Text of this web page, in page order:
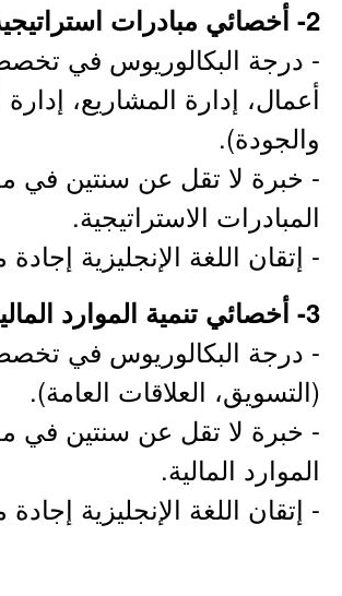
2- أخصائي مبادرات استراتيجية:
- درجة البكالوريوس في
أعمال، إدارة المشاريع، إدارة
والجودة).
- خبرة لا تقل عن سنتين في
المبادرات الاستراتيجية.
- إتقان اللغة الإنجليزية
3- أخصائي تنمية الموارد المالية:
- درجة البكالوريوس في
(التسويق، العلاقات العامة).
- خبرة لا تقل عن سنتين في
الموارد المالية.
- إتقان اللغة الإنجليزية